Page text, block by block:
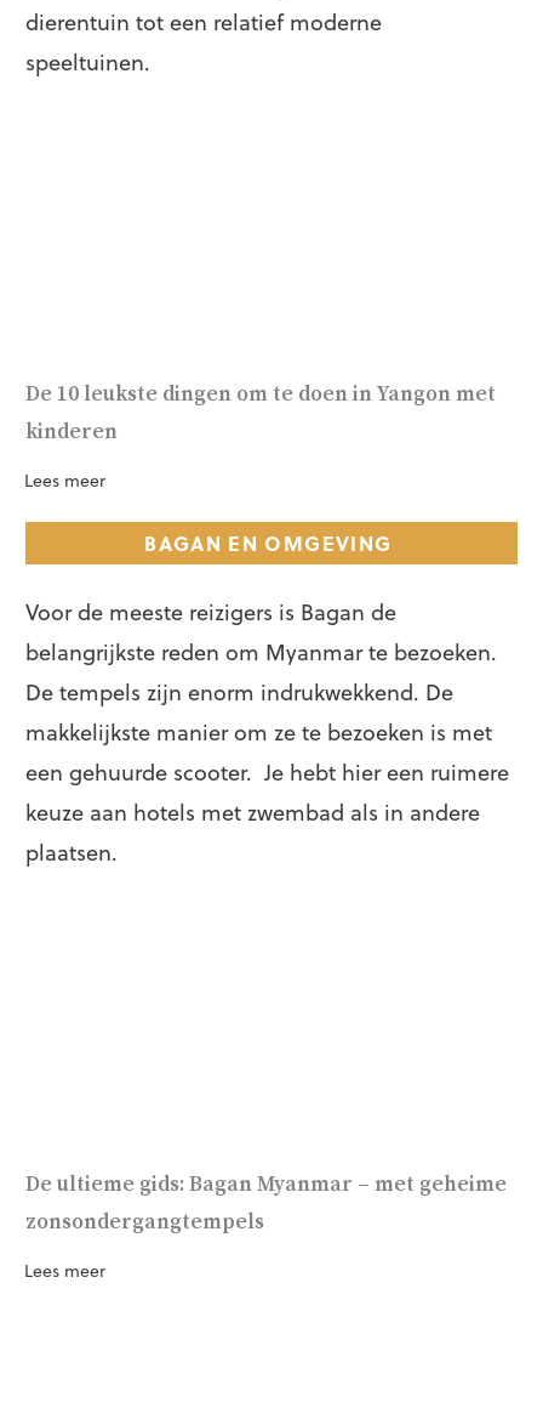
dierentuin tot een relatief moderne
speeltuinen.
De 10 leukste dingen om te doen in Yangon met
kinderen
Lees meer
BAGAN EN OMGEVING
Voor de meeste reizigers is Bagan de
belangrijkste reden om Myanmar te bezoeken.
De tempels zijn enorm indrukwekkend. De
makkelijkste manier om ze te bezoeken is met
een gehuurde scooter. Je hebt hier een ruimere
keuze aan hotels met zwembad als in andere
plaatsen.
De ultieme gids: Bagan Myanmar – met geheime
zonsondergangtempels
Lees meer